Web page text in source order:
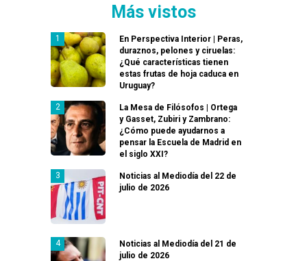
Más vistos
En Perspectiva Interior | Peras,
duraznos, pelones y ciruelas:
¿Qué características tienen
estas frutas de hoja caduca en
Uruguay?
La Mesa de Filósofos | Ortega
y Gasset, Zubiri y Zambrano:
¿Cómo puede ayudarnos a
pensar la Escuela de Madrid en
el siglo XXI?
Noticias al Mediodía del 22 de
julio de 2026
Noticias al Mediodía del 21 de
julio de 2026